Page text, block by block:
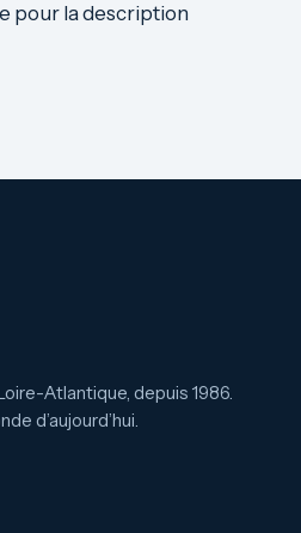
pour la description
Atlantique, depuis 1986.
d’aujourd’hui.